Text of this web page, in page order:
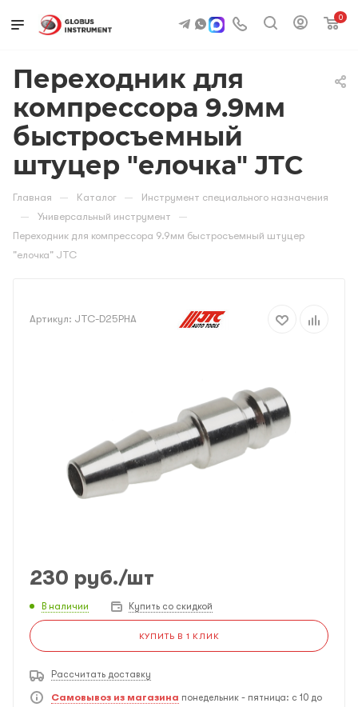
0
Переходник для
компрессора 9.9мм
быстросъемный
штуцер "елочка" JTC
Главная — Каталог — Инструмент специального назначения
— Универсальный инструмент —
Переходник для компрессора 9.9мм быстросъемный штуцер
"елочка" JTC
Артикул: JTC-D25PHA
230 руб./шт
В наличии Купить со скидкой
КУПИТЬ В 1 КЛИК
Рассчитать доставку
Самовывоз из магазина понедельник - пятница: с 10 до